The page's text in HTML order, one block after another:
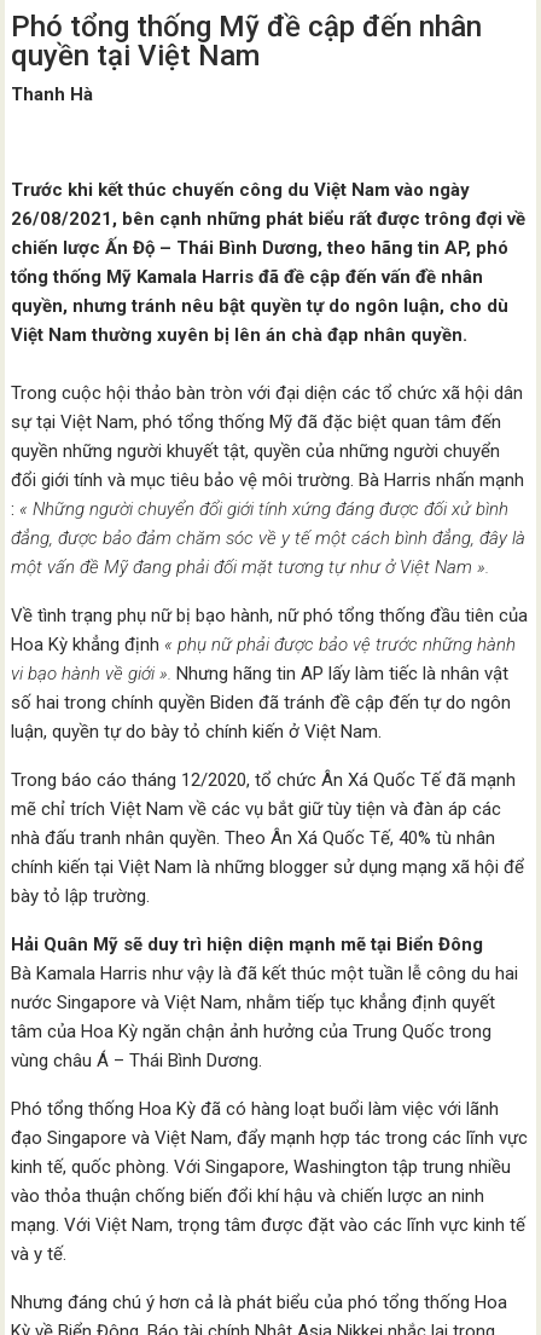
Phó tổng thống Mỹ đề cập đến nhân
quyền tại Việt Nam
Thanh Hà
Trước khi kết thúc chuyến công du Việt Nam vào ngày
26/08/2021, bên cạnh những phát biểu rất được trông đợi về
chiến lược Ấn Độ – Thái Bình Dương, theo hãng tin AP, phó
tổng thống Mỹ Kamala Harris đã đề cập đến vấn đề nhân
quyền, nhưng tránh nêu bật quyền tự do ngôn luận, cho dù
Việt Nam thường xuyên bị lên án chà đạp nhân quyền.
Trong cuộc hội thảo bàn tròn với đại diện các tổ chức xã hội dân
sự tại Việt Nam, phó tổng thống Mỹ đã đặc biệt quan tâm đến
quyền những người khuyết tật, quyền của những người chuyển
đổi giới tính và mục tiêu bảo vệ môi trường. Bà Harris nhấn mạnh
: « Những người chuyển đổi giới tính xứng đáng được đối xử bình
đẳng, được bảo đảm chăm sóc về y tế một cách bình đẳng, đây là
một vấn đề Mỹ đang phải đối mặt tương tự như ở Việt Nam ».
Về tình trạng phụ nữ bị bạo hành, nữ phó tổng thống đầu tiên của
Hoa Kỳ khẳng định « phụ nữ phải được bảo vệ trước những hành
vi bạo hành về giới ». Nhưng hãng tin AP lấy làm tiếc là nhân vật
số hai trong chính quyền Biden đã tránh đề cập đến tự do ngôn
luận, quyền tự do bày tỏ chính kiến ở Việt Nam.
Trong báo cáo tháng 12/2020, tổ chức Ân Xá Quốc Tế đã mạnh
mẽ chỉ trích Việt Nam về các vụ bắt giữ tùy tiện và đàn áp các
nhà đấu tranh nhân quyền. Theo Ân Xá Quốc Tế, 40% tù nhân
chính kiến tại Việt Nam là những blogger sử dụng mạng xã hội để
bày tỏ lập trường.
Hải Quân Mỹ sẽ duy trì hiện diện mạnh mẽ tại Biển Đông
Bà Kamala Harris như vậy là đã kết thúc một tuần lễ công du hai
nước Singapore và Việt Nam, nhằm tiếp tục khẳng định quyết
tâm của Hoa Kỳ ngăn chận ảnh hưởng của Trung Quốc trong
vùng châu Á – Thái Bình Dương.
Phó tổng thống Hoa Kỳ đã có hàng loạt buổi làm việc với lãnh
đạo Singapore và Việt Nam, đẩy mạnh hợp tác trong các lĩnh vực
kinh tế, quốc phòng. Với Singapore, Washington tập trung nhiều
vào thỏa thuận chống biến đổi khí hậu và chiến lược an ninh
mạng. Với Việt Nam, trọng tâm được đặt vào các lĩnh vực kinh tế
và y tế.
Nhưng đáng chú ý hơn cả là phát biểu của phó tổng thống Hoa